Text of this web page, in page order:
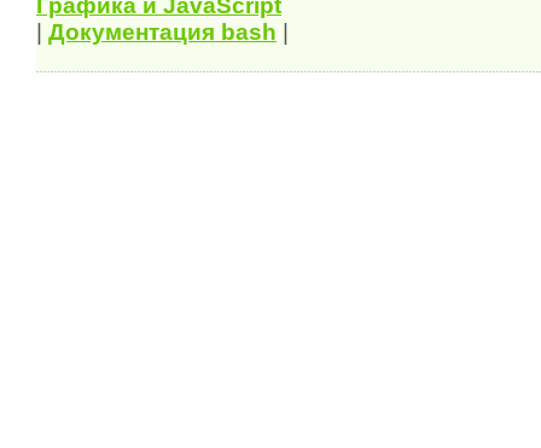
Графика и JavaScript
Документация bash